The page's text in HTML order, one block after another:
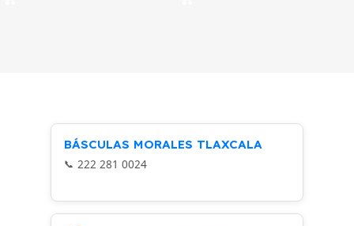
BÁSCULAS MORALES TLAXCALA
222 281 0024